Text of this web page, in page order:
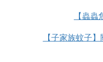
【蟲
【子家族蚊子